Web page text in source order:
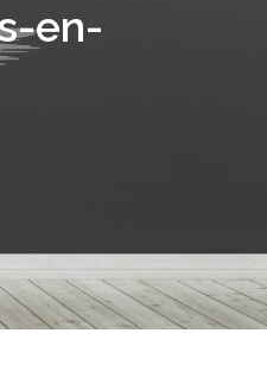
en-